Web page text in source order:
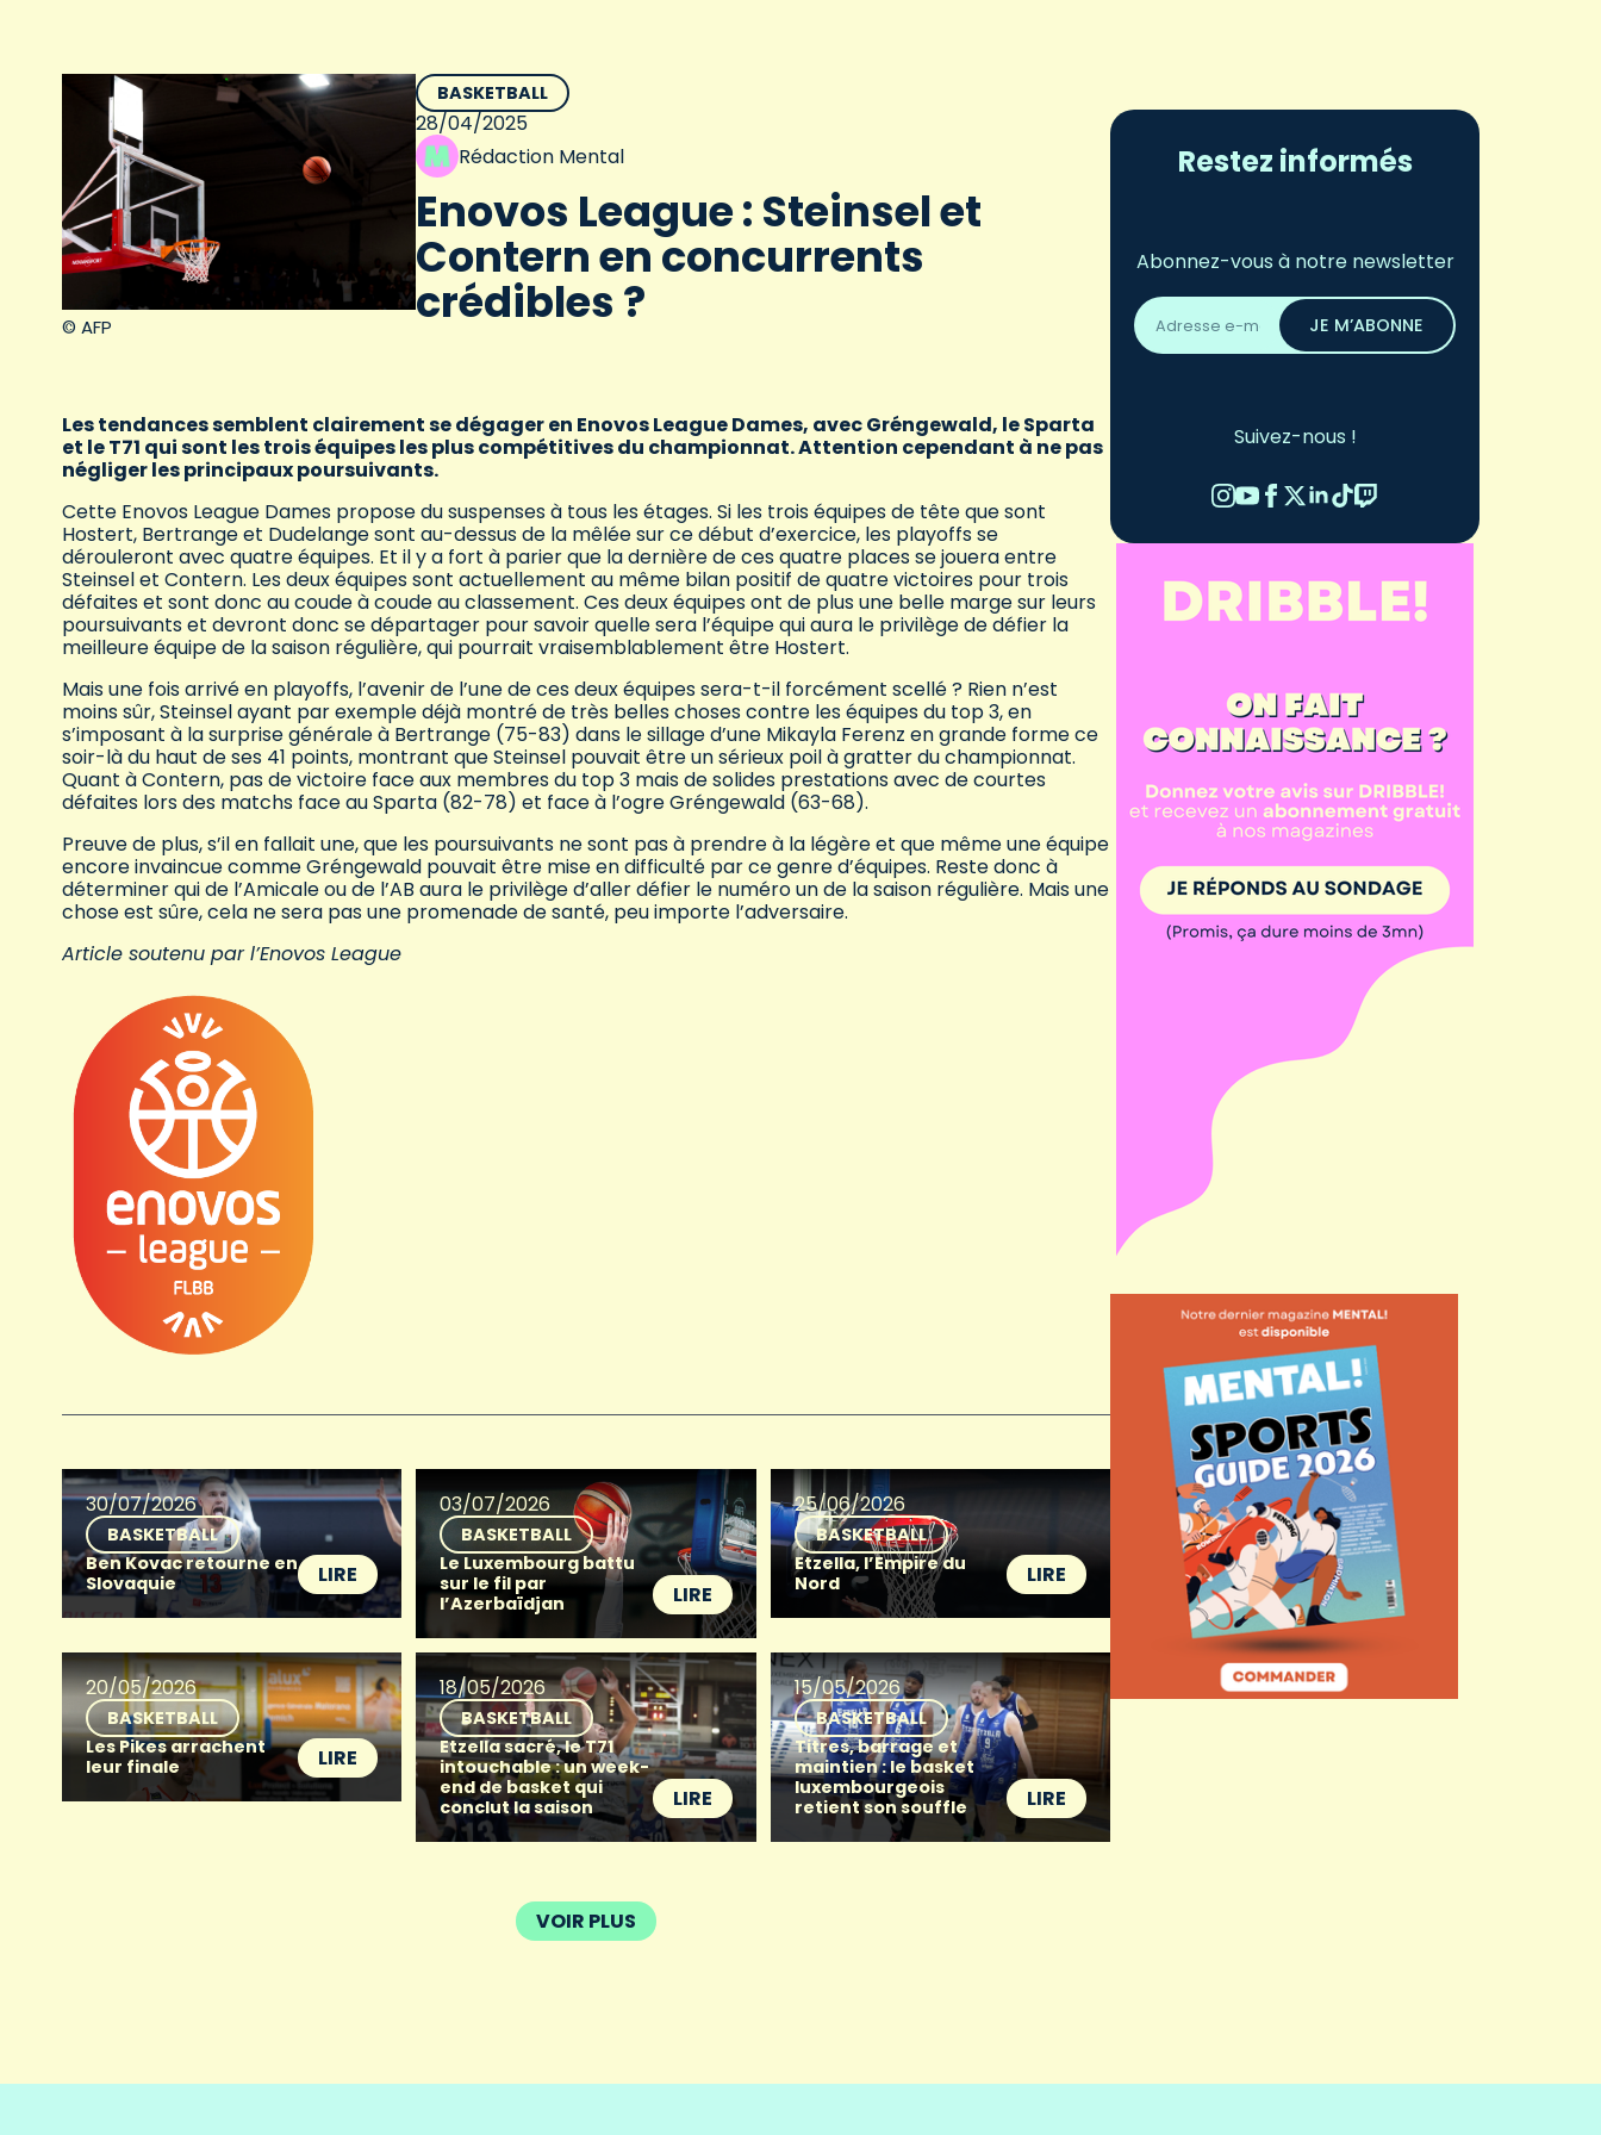
© AFP
BASKETBALL
28/04/2025
Rédaction Mental
Enovos League : Steinsel et
Contern en concurrents
crédibles ?
Les tendances semblent clairement se dégager en Enovos League Dames, avec Gréngewald, le Sparta
et le T71 qui sont les trois équipes les plus compétitives du championnat. Attention cependant à ne pas
négliger les principaux poursuivants.
Cette Enovos League Dames propose du suspenses à tous les étages. Si les trois équipes de tête que sont
Hostert, Bertrange et Dudelange sont au-dessus de la mêlée sur ce début d’exercice, les playoffs se
dérouleront avec quatre équipes. Et il y a fort à parier que la dernière de ces quatre places se jouera entre
Steinsel et Contern. Les deux équipes sont actuellement au même bilan positif de quatre victoires pour trois
défaites et sont donc au coude à coude au classement. Ces deux équipes ont de plus une belle marge sur leurs
poursuivants et devront donc se départager pour savoir quelle sera l’équipe qui aura le privilège de défier la
meilleure équipe de la saison régulière, qui pourrait vraisemblablement être Hostert.
Mais une fois arrivé en playoffs, l’avenir de l’une de ces deux équipes sera-t-il forcément scellé ? Rien n’est
moins sûr, Steinsel ayant par exemple déjà montré de très belles choses contre les équipes du top 3, en
s’imposant à la surprise générale à Bertrange (75-83) dans le sillage d’une Mikayla Ferenz en grande forme ce
soir-là du haut de ses 41 points, montrant que Steinsel pouvait être un sérieux poil à gratter du championnat.
Quant à Contern, pas de victoire face aux membres du top 3 mais de solides prestations avec de courtes
défaites lors des matchs face au Sparta (82-78) et face à l’ogre Gréngewald (63-68).
Preuve de plus, s’il en fallait une, que les poursuivants ne sont pas à prendre à la légère et que même une équipe
encore invaincue comme Gréngewald pouvait être mise en difficulté par ce genre d’équipes. Reste donc à
déterminer qui de l’Amicale ou de l’AB aura le privilège d’aller défier le numéro un de la saison régulière. Mais une
chose est sûre, cela ne sera pas une promenade de santé, peu importe l’adversaire.
Article soutenu par l’Enovos League
30/07/2026
BASKETBALL
Ben Kovac retourne en
Slovaquie
LIRE
03/07/2026
BASKETBALL
Le Luxembourg battu
sur le fil par
l’Azerbaïdjan
LIRE
25/06/2026
BASKETBALL
Etzella, l’Empire du
Nord
LIRE
20/05/2026
BASKETBALL
Les Pikes arrachent
leur finale
LIRE
18/05/2026
BASKETBALL
Etzella sacré, le T71
intouchable : un week-
end de basket qui
conclut la saison
LIRE
15/05/2026
BASKETBALL
Titres, barrage et
maintien : le basket
luxembourgeois
retient son souffle
LIRE
VOIR PLUS
Restez informés
Abonnez-vous à notre newsletter
Adresse
email
*
JE M’ABONNE
Suivez-nous !